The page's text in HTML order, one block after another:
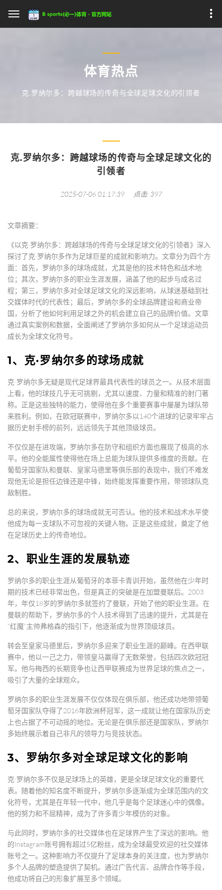
体育热点
克.罗纳尔多：跨越球场的传奇与全球足球文化的引领者
克.罗纳尔多：跨越球场的传奇与全球足球文化的
引领者
2025-07-06 01:17:39 点击: 397
文章摘要：
《以克·罗纳尔多：跨越球场的传奇与全球足球文化的引领者》深入
探讨了克·罗纳尔多作为足球巨星的成就和影响力。文章分为四个方
面：首先，罗纳尔多的球场成就，尤其是他的技术特色和战术地
位；其次，罗纳尔多的职业生涯发展，涵盖了他的起步与成名过
程；第三，罗纳尔多对全球足球文化的深远影响，从球迷基础到社
交媒体时代的代表性；最后，罗纳尔多的全球品牌建设和商业帝
国，分析了他如何利用足球之外的机会建立自己的品牌价值。文章
通过真实案例和数据，全面阐述了罗纳尔多如何从一个足球运动员
成长为全球文化符号。
1、克·罗纳尔多的球场成就
克·罗纳尔多无疑是现代足球界最具代表性的球员之一。从技术层面
上看，他的球技几乎无可挑剔，尤其以速度、力量和精准的射门著
称。正是这些独特的能力，使得他在多个重要赛事中屡屡为球队带
来胜利。例如，在欧冠联赛中，罗纳尔多以140个进球的记录牢牢占
据历史射手榜的前列，远远领先于其他顶级球员。
不仅仅是在进攻端，罗纳尔多在防守和组织方面也展现了极高的水
平。他的全能属性使得他在场上总能为球队提供多维度的贡献。在
葡萄牙国家队和曼联、皇家马德里等俱乐部的表现中，我们不难发
现他无论是担任边锋还是中锋，始终能发挥重要作用，带领球队克
敌制胜。
总的来说，罗纳尔多的球场成就无可否认。他的技术和战术水平使
他成为每一支球队不可忽视的关键人物。正是这些成就，奠定了他
在足球历史上的传奇地位。
2、职业生涯的发展轨迹
罗纳尔多的职业生涯从葡萄牙的本菲卡青训开始，虽然他在少年时
期的技术已经非常出色，但是真正的突破是在加盟曼联后。2003
年，年仅18岁的罗纳尔多就签约了曼联，开始了他的职业生涯。在
曼联的帮助下，罗纳尔多的个人技术得到了迅速的提升，尤其是在
“红魔”主帅弗格森的指引下，他逐渐成为世界顶级球员。
转会至皇家马德里后，罗纳尔多迎来了职业生涯的巅峰。在西甲联
赛中，他以一己之力，带领皇马赢得了无数荣誉，包括四次欧冠冠
军。他与梅西的长期竞争也让西甲联赛成为世界足球的焦点之一，
吸引了大量的全球观众。
罗纳尔多的职业生涯发展不仅仅体现在俱乐部，他还成功地带领葡
萄牙国家队夺得了2016年欧洲杯冠军，这一成就让他在国家队历史
上也占据了不可动摇的地位。无论是在俱乐部还是国家队，罗纳尔
多始终展示着自己非凡的领导力与竞技状态。
3、罗纳尔多对全球足球文化的影响
克·罗纳尔多不仅是足球场上的英雄，更是全球足球文化的重要代
表。随着他的知名度不断提升，罗纳尔多逐渐成为全球范围内的文
化符号，尤其是在年轻一代中，他几乎是每个足球迷心中的偶像。
他的努力和不屈精神，成为了许多青少年模仿的对象。
与此同时，罗纳尔多的社交媒体也在足球界产生了深远的影响。他
的Instagram账号拥有超过5亿粉丝，成为全球最受欢迎的社交媒体
账号之一。这种影响力不仅提升了足球本身的关注度，也为罗纳尔
多个人品牌的塑造提供了契机。通过广告代言、品牌合作等手段，
他成功将自己的形象扩展至多个领域。